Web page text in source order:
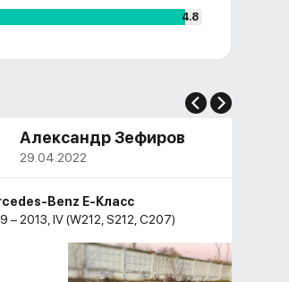
4.8
Александр Зефиров
29.04.2022
Benz E-Класс
– 2013, IV (W212, S212, C207)